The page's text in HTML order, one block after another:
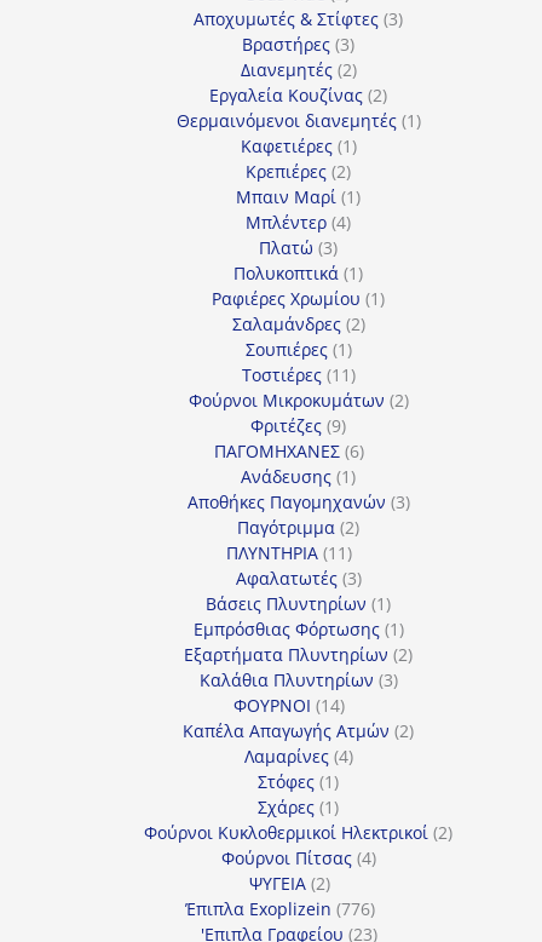
προϊόντα
Αποχυμωτές & Στίφτες 33
Βραστήρες 33
προϊόντα
Διανεμητές 22
προϊόντα
Εργαλεία Κουζίνας 22
προϊόντα
Θερμαινόμενοι διανεμητές 11
Καφετιέρες 11
προϊόν
Κρεπιέρες 22
προϊόντα
Μπαιν Μαρί 11
Μπλέντερ 44
Πλατώ 33
προϊόντα
Πολυκοπτικά 11
προϊόν
Ραφιέρες Χρωμίου 11
Σαλαμάνδρες 22
Σουπιέρες 11
προϊόν
Τοστιέρες 1111
προϊόντα
Φούρνοι Μικροκυμάτων 22
Φριτέζες 99
προϊόντα
ΠΑΓΟΜΗΧΑΝΕΣ 66
Ανάδευσης 11
προϊόν
Αποθήκες Παγομηχανών 33
Παγότριμμα 22
ΠΛΥΝΤΗΡΙΑ 1111
προϊόντα
Αφαλατωτές 33
προϊόντα
Βάσεις Πλυντηρίων 11
προϊόν
Εμπρόσθιας Φόρτωσης 11
προϊόν
Εξαρτήματα Πλυντηρίων 22
Καλάθια Πλυντηρίων 33
ΦΟΥΡΝΟΙ 1414
προϊόντα
Καπέλα Απαγωγής Ατμών 22
Λαμαρίνες 44
Στόφες 11
προϊόν
Σχάρες 11
προϊόν
Φούρνοι Κυκλοθερμικοί Ηλεκτρικοί 22
Φούρνοι Πίτσας 44
ΨΥΓΕΙΑ 22
προϊόντα
Έπιπλα Exoplizein 776776
προϊόντα
'Επιπλα Γραφείου 2323